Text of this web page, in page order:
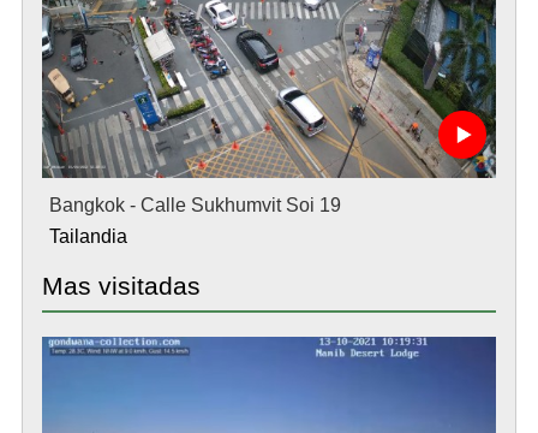
Bangkok - Calle Sukhumvit Soi 19
Tailandia
Mas visitadas